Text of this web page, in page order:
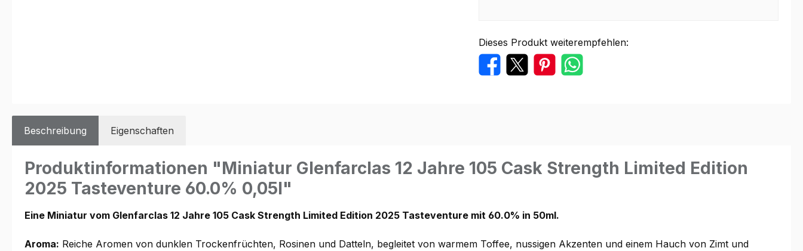
Dieses Produkt weiterempfehlen:
Beschreibung Eigenschaften
Produktinformationen "Miniatur Glenfarclas 12 Jahre 105 Cask Strength Limited Edition
2025 Tasteventure 60.0% 0,05l"
Eine Miniatur vom Glenfarclas 12 Jahre 105 Cask Strength Limited Edition 2025 Tasteventure mit 60.0% in 50ml.
Aroma: Reiche Aromen von dunklen Trockenfrüchten, Rosinen und Datteln, begleitet von warmem Toffee, nussigen Akzenten und einem Hauch von Zimt und